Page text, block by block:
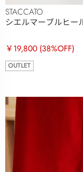
STACCATO
シエルマーブルヒー
￥19,800 (38%OFF)
OUTLET